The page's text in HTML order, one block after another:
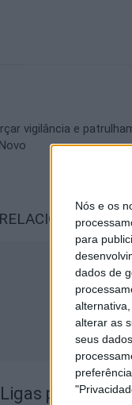
Nós e os
para
dados de
alterar as
seus
vigilância e